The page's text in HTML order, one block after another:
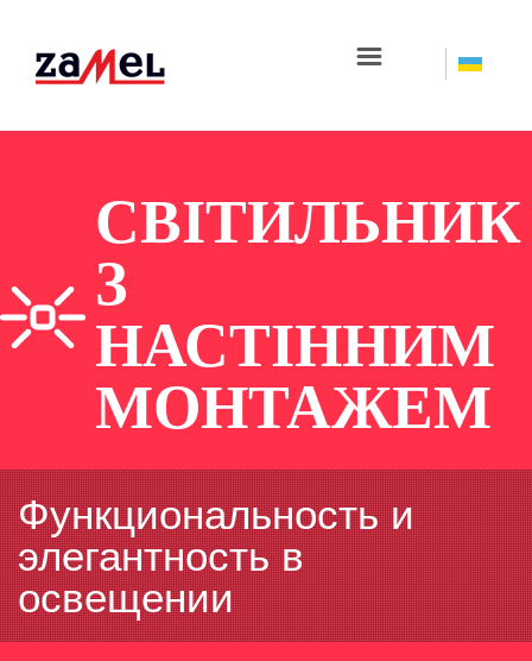
☰
СВІТИЛЬНИК
З
НАСТІННИМ
МОНТАЖЕМ
Функциональность и
элегантность в
освещении